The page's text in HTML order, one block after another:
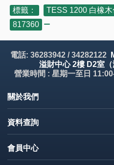
標籤： TESS 1200 白橡木
817360
電話: 36283942 / 34282122
溢財中心 2樓 D2室
營業時間 : 星期一至日
關於我們
資料查詢
會員中心